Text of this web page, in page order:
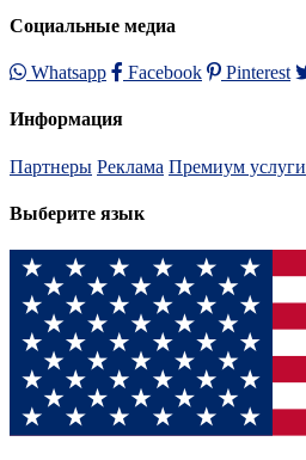
Социальные медиа
Whatsapp Facebook Pinterest
Информация
Партнеры Реклама Премиум услуги
Выберите язык